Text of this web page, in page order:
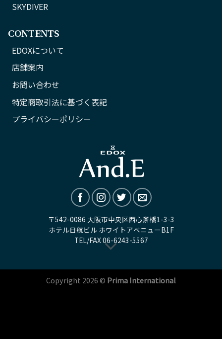
SKYDIVER
CONTENTS
EDOXについて
店舗案内
お問い合わせ
特定商取引法に基づく表記
プライバシーポリシー
〒542-0086 大阪市中央区西心斎橋1-3-3
ホテル日航ビル ホワイトアベニューB1F
TEL/FAX06-6243-5567
Copyright 2026 © Prima International